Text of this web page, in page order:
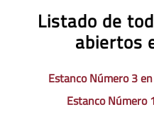
Listado de
abiertos
Estanco Número